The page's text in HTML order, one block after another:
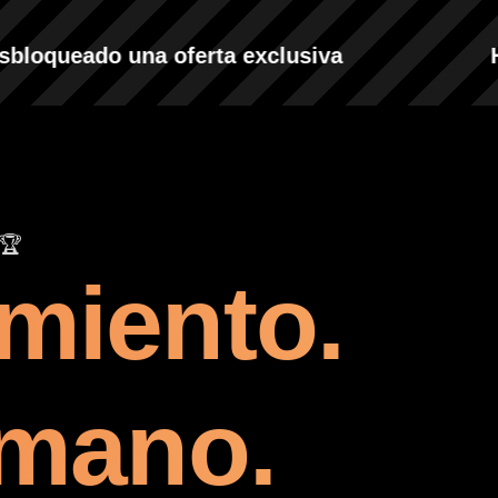
una oferta exclusiva